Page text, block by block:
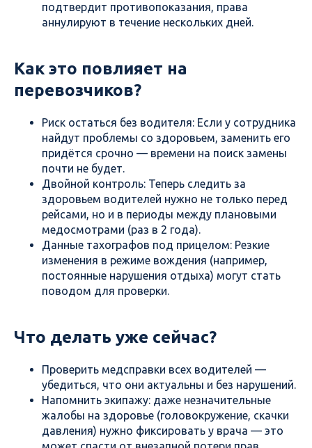
подтвердит противопоказания, права
аннулируют в течение нескольких дней.
Как это повлияет на
перевозчиков?
Риск остаться без водителя: Если у сотрудника
найдут проблемы со здоровьем, заменить его
придётся срочно — времени на поиск замены
почти не будет.
Двойной контроль: Теперь следить за
здоровьем водителей нужно не только перед
рейсами, но и в периоды между плановыми
медосмотрами (раз в 2 года).
Данные тахографов под прицелом: Резкие
изменения в режиме вождения (например,
постоянные нарушения отдыха) могут стать
поводом для проверки.
Что делать уже сейчас?
Проверить медсправки всех водителей —
убедиться, что они актуальны и без нарушений.
Напомнить экипажу: даже незначительные
жалобы на здоровье (головокружение, скачки
давления) нужно фиксировать у врача — это